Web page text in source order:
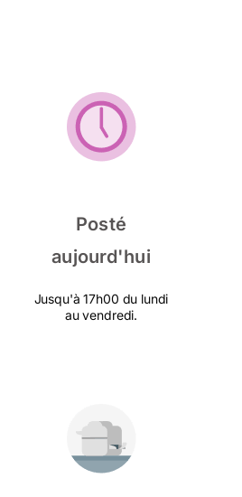
Posté
aujourd'hui
Jusqu'à 17h00 du lundi
au vendredi.